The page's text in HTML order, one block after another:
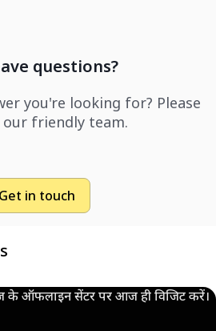
questions?
you're looking for? Please
friendly team.
Get in touch
के ऑफलाइन सेंटर पर आज ही विजिट करें।